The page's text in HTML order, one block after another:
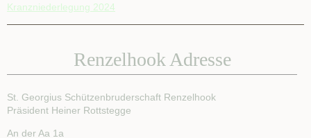
Kranzniederlegung 2024
Renzelhook Adresse
St. Georgius Schützenbruderschaft Renzelhook
Präsident Heiner Rottstegge
An der Aa 1a